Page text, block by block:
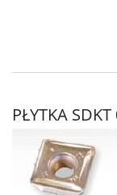
PŁYTKA